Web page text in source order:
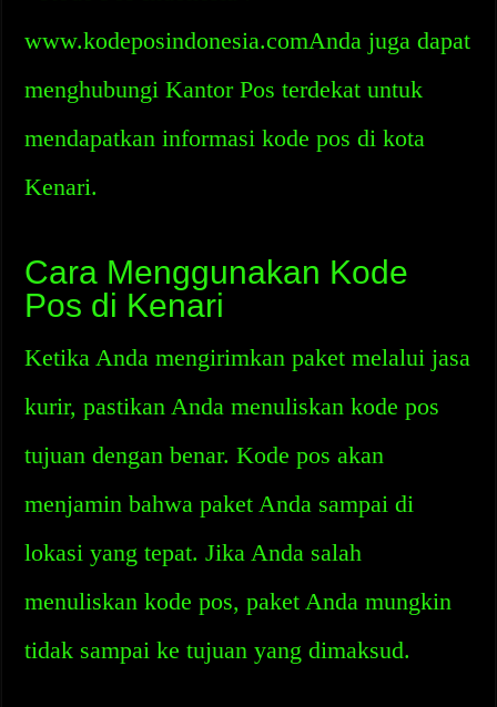
www.kodeposindonesia.comAnda juga dapat
menghubungi Kantor Pos terdekat untuk
mendapatkan informasi kode pos di kota
Kenari.
Cara Menggunakan Kode
Pos di Kenari
Ketika Anda mengirimkan paket melalui jasa
kurir, pastikan Anda menuliskan kode pos
tujuan dengan benar. Kode pos akan
menjamin bahwa paket Anda sampai di
lokasi yang tepat. Jika Anda salah
menuliskan kode pos, paket Anda mungkin
tidak sampai ke tujuan yang dimaksud.